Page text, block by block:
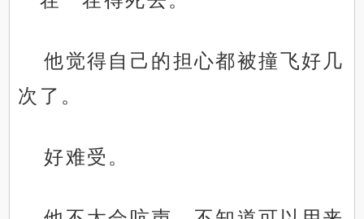
他觉得自己的担心都被撞飞好几
次了。
好难受。